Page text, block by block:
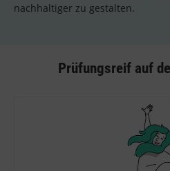
nachhaltiger zu gestalten.
Prüfungsreif auf